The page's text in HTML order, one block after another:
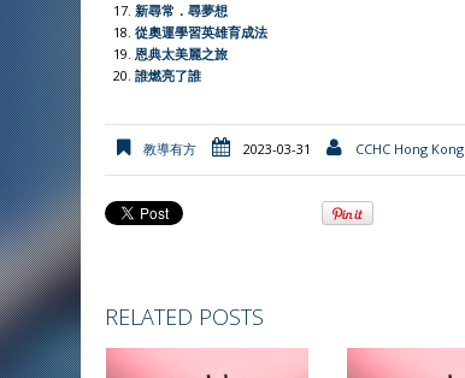
新尋常．尋夢想
從奧運學習英雄育成法
恩典太美麗之旅
誰燃亮了誰
教導有方 2023-03-31 CCHC Hong Kong
RELATED POSTS